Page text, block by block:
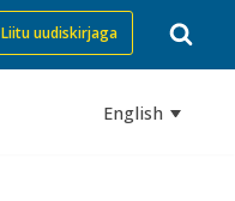
Liitu uudiskirjaga
English